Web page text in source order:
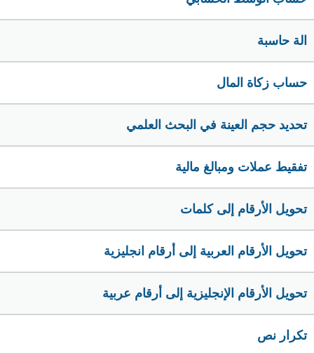
الة حاسبة
حساب زكاة المال
تحديد حجم العينة في البحث العلمي
تفقيط عملات ومبالغ مالية
تحويل الأرقام إلى كلمات
تحويل الأرقام العربية إلى أرقام انجليزية
تحويل الأرقام الإنجليزية إلى أرقام عربية
تكرار نص